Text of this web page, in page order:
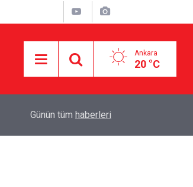
Ankara
20 °C
Bakan Tekin'den yeni sınav sistemi uyarısı:
Günün tüm haberleri